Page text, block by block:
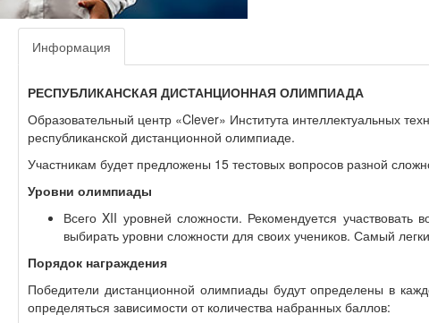
Информация
РЕСПУБЛИКАНСКАЯ ДИСТАНЦИОННАЯ ОЛИМПИАДА
Образовательный центр «Clever» Института интеллектуальных
республиканской дистанционной олимпиаде.
Участникам будет предложены 15 тестовых вопросов разной
Уровни олимпиады
Всего XII уровней сложности. Рекомендуется участвовать
выбирать уровни сложности для своих учеников. Самый
Порядок награждения
Победители дистанционной олимпиады будут определены в
определяться зависимости от количества набранных баллов: